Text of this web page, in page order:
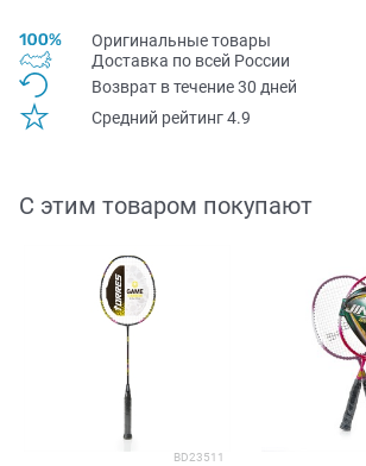
Оригинальные товары
Доставка по всей Pоссии
Возврат в течение 30 дней
Средний рейтинг 4.9
С этим товаром покупают
BD23511